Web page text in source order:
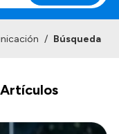
/ Búsqueda